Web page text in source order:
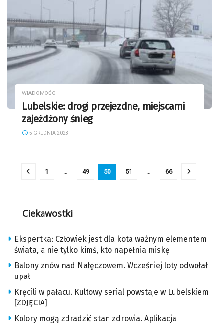
WIADOMOŚCI
Lubelskie: drogi przejezdne, miejscami
zajeżdżony śnieg
5 GRUDNIA 2023
1 … 49 50 51 … 66
Ciekawostki
Ekspertka: Człowiek jest dla kota ważnym elementem
świata, a nie tylko kimś, kto napełnia miskę
Balony znów nad Nałęczowem. Wcześniej loty odwołał
upał
Kręcili w pałacu. Kultowy serial powstaje w Lubelskiem
[ZDJĘCIA]
Kolory mogą zdradzić stan zdrowia. Aplikacja